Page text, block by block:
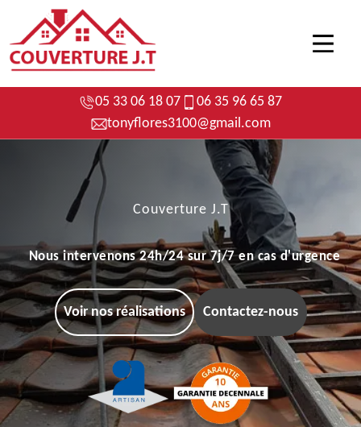
05 33 06 18 07
06 35 96 65 87
tonyflores3100@gmail.com
Couverture J.T
Nous intervenons 24h/24 sur 7j/7 en cas d'urgence
Voir nos réalisations Contactez-nous